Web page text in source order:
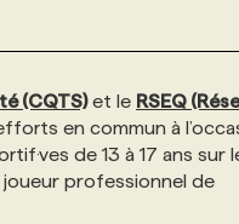
(CQTS)et le RSEQ
en commun à
de 13 à 17 ans sur
, joueur professionnel de